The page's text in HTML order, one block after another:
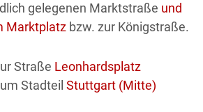
gelegenen Marktstraße und
Marktplatz bzw. zur Königstraße.
Straße Leonhardsplatz
Stadteil Stuttgart (Mitte)